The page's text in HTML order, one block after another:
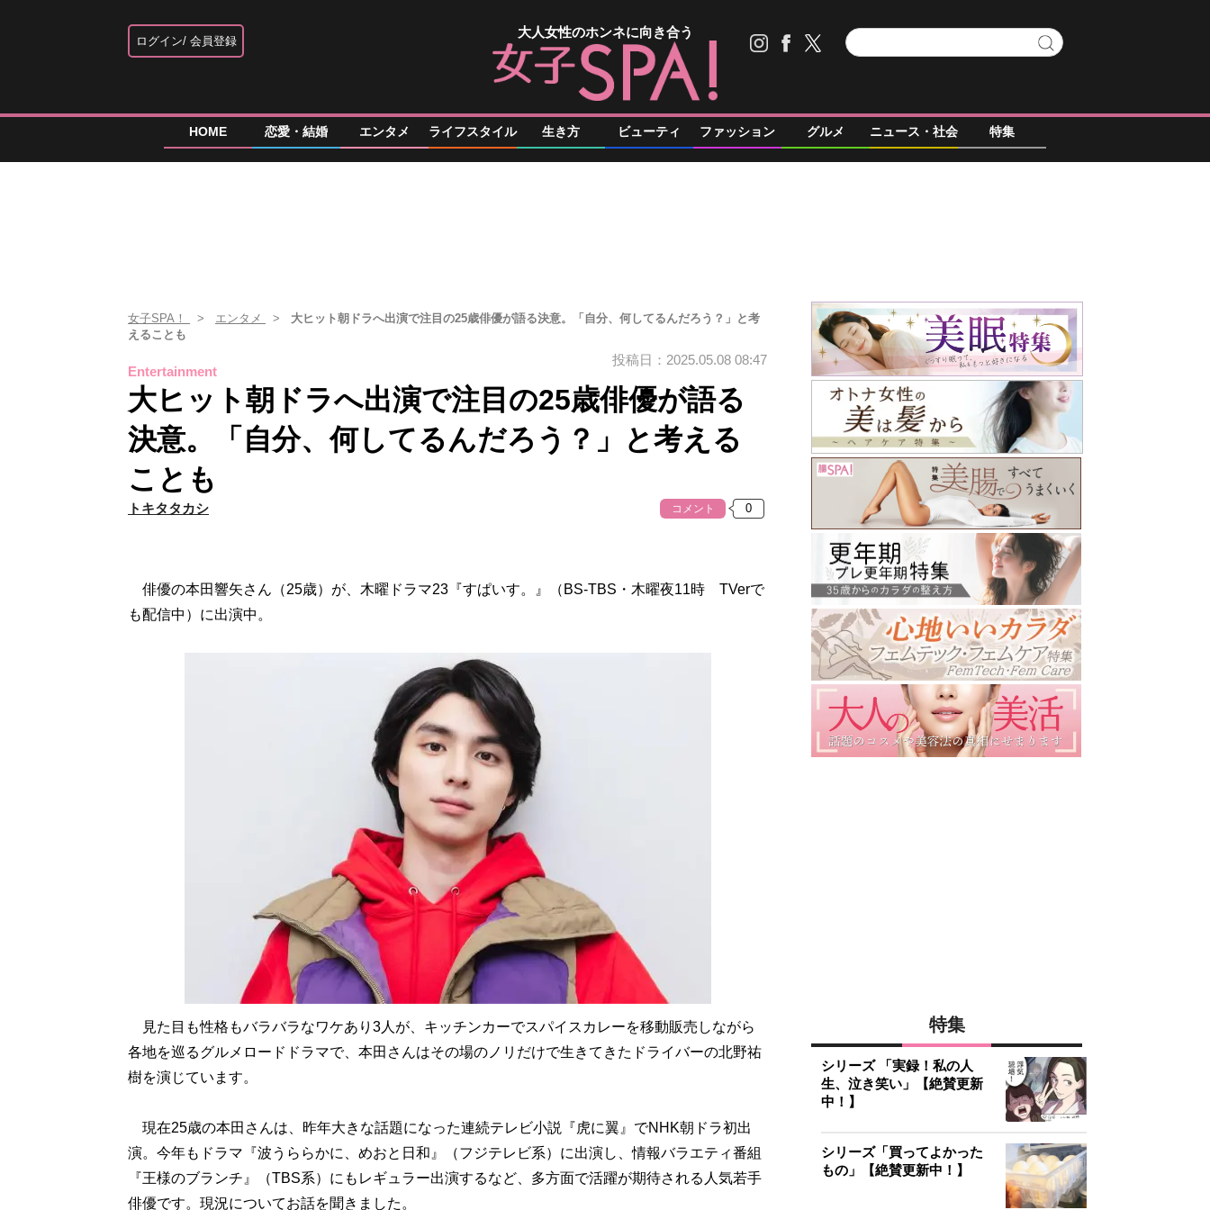
ログイン 会員登録
大人女性のホンネに向き合う
HOME 恋愛・結婚 エンタメ ライフスタイル 生き方 ビューティ ファッション グルメ ニュース・社会 特集
女子SPA！ エンタメ
大ヒット朝ドラへ出演で注目の25歳俳優が語る決意。「自分、何してるんだろう？」と考
えることも
Entertainment
投稿日：2025.05.08 08:47
大ヒット朝ドラへ出演で注目の25歳俳優が語る
決意。「自分、何してるんだろう？」と考える
ことも
トキタタカシ コメント
俳優の本田響矢さん（25歳）が、木曜ドラマ23『すぱいす。』（BS-TBS・木曜夜11時 TVerで
も配信中）に出演中。
見た目も性格もバラバラなワケあり3人が、キッチンカーでスパイスカレーを移動販売しながら
各地を巡るグルメロードドラマで、本田さんはその場のノリだけで生きてきたドライバーの北野祐
樹を演じています。
現在25歳の本田さんは、昨年大きな話題になった連続テレビ小説『虎に翼』でNHK朝ドラ初出
演。今年もドラマ『波うららかに、めおと日和』（フジテレビ系）に出演し、情報バラエティ番組
『王様のブランチ』（TBS系）にもレギュラー出演するなど、多方面で活躍が期待される人気若手
俳優です。現況についてお話を聞きました。
特集
シリーズ 「実録！私の人
生、泣き笑い」【絶賛更新
中！】
シリーズ「買ってよかった
もの」【絶賛更新中！】